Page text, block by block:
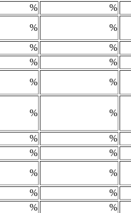
%
%
%
%
%
%
%
%
%
%
% %
%
%
%
%
%
%
%
%
%
%